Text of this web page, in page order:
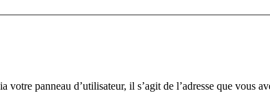
panneau d’utilisateur, il s’agit de l’adresse que vous